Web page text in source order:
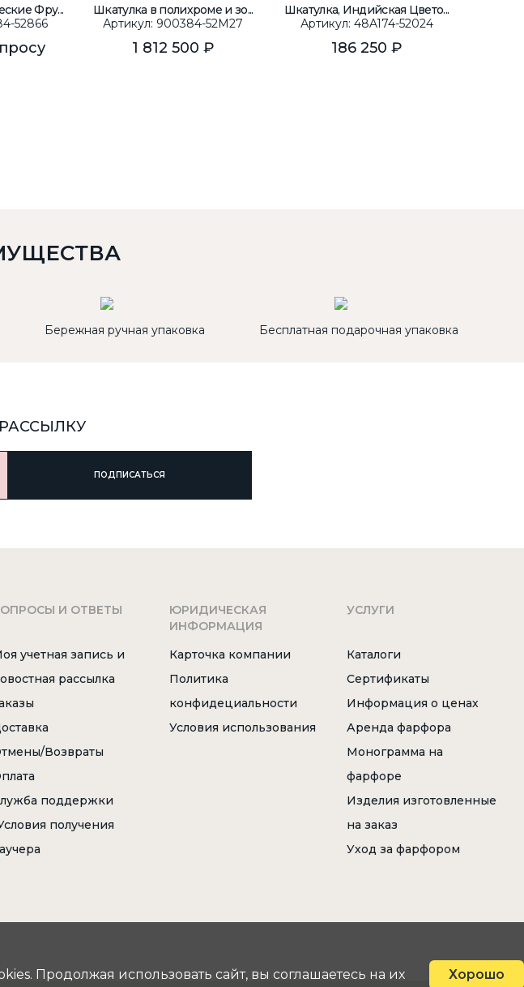
Фру...
52866
Шкатулка в полихроме и зо...
Артикул: 900384-52M27
1 812 500 ₽
Шкатулка, Индийская Цвето...
Артикул: 48A174-52024
186 250 ₽
Бережная ручная упаковка Бесплатная подарочная упаковка
ПОДПИСАТЬСЯ
И ОТВЕТЫ
учетная запись и
рассылка
Возвраты
поддержки
получения
ЮРИДИЧЕСКАЯ
ИНФОРМАЦИЯ
Карточка компании
Политика
конфидециальности
Условия использования
УСЛУГИ
Каталоги
Сертификаты
Информация о ценах
Аренда фарфора
Монограмма на
фарфоре
Изделия изготовленные
на заказ
Уход за фарфором
Продолжая использовать сайт, вы соглашаетесь на их
Хорошо